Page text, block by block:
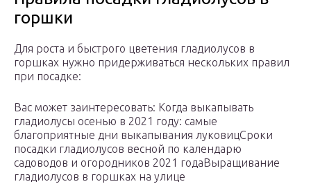
горшки
Для роста и быстрого цветения гладиолусов в
горшках нужно придерживаться нескольких правил
при посадке:
Вас может заинтересовать: Когда выкапывать
гладиолусы осенью в 2021 году: самые
благоприятные дни выкапывания луковицСроки
посадки гладиолусов весной по календарю
садоводов и огородников 2021 годаВыращивание
гладиолусов в горшках на улице